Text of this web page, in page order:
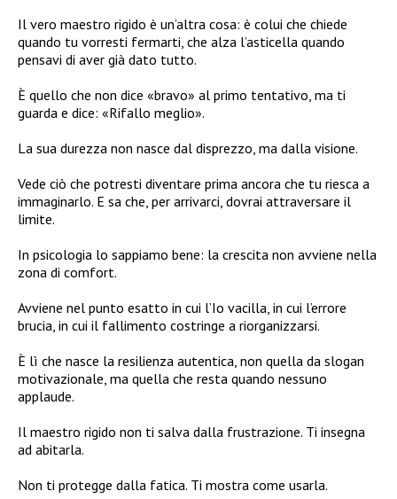
Il vero maestro rigido è un’altra cosa: è colui che chiede
quando tu vorresti fermarti, che alza l’asticella quando
pensavi di aver già dato tutto.
È quello che non dice «bravo» al primo tentativo, ma ti
guarda e dice: «Rifallo meglio».
La sua durezza non nasce dal disprezzo, ma dalla visione.
Vede ciò che potresti diventare prima ancora che tu riesca a
immaginarlo. E sa che, per arrivarci, dovrai attraversare il
limite.
In psicologia lo sappiamo bene: la crescita non avviene nella
zona di comfort.
Avviene nel punto esatto in cui l’Io vacilla, in cui l’errore
brucia, in cui il fallimento costringe a riorganizzarsi.
È lì che nasce la resilienza autentica, non quella da slogan
motivazionale, ma quella che resta quando nessuno
applaude.
Il maestro rigido non ti salva dalla frustrazione. Ti insegna
ad abitarla.
Non ti protegge dalla fatica. Ti mostra come usarla.